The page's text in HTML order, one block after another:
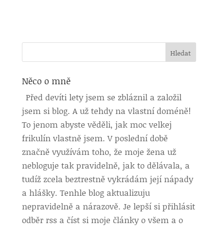
Něco o mně
Před devíti lety jsem se zbláznil a založil
jsem si blog. A už tehdy na vlastní doméně!
To jenom abyste věděli, jak moc velkej
frikulín vlastně jsem. V poslední době
značně využívám toho, že moje žena už
nebloguje tak pravidelně, jak to dělávala, a
tudíž zcela beztrestně vykrádám její nápady
a hlášky. Tenhle blog aktualizuju
nepravidelně a nárazově. Je lepší si přihlásit
odběr rss a číst si moje články o všem a o